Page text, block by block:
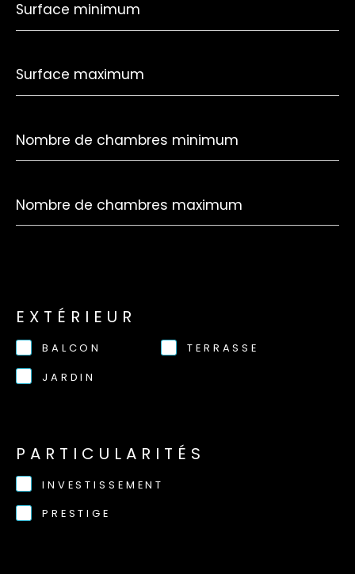
minimum
maximum
de
chambres
minimum
de
chambres
maximum
EXTÉRIEUR
BALCON
TERRASSE
JARDIN
PARTICULARITÉS
INVESTISSEMENT
PRESTIGE